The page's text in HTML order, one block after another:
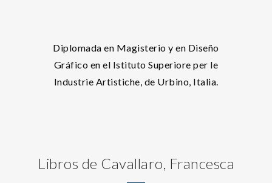
Diplomada en Magisterio y en Diseño
Gráfico en el Istituto Superiore per le
Industrie Artistiche, de Urbino, Italia.
Libros de Cavallaro, Francesca